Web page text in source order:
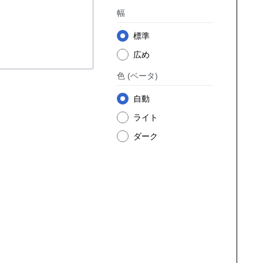
幅
標準
広め
色 (ベータ)
自動
ライト
ダーク